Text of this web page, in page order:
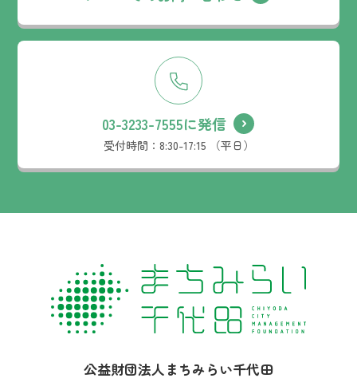
03-3233-7555に発信
受付時間： 8:30-17:15 （平日）
社名：
公益財団法人まちみらい千代田